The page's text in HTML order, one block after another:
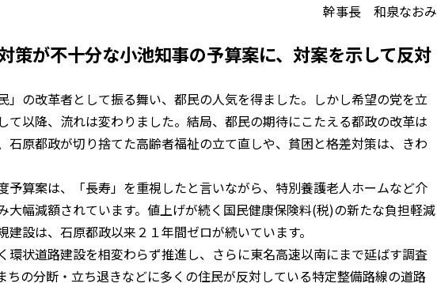
幹事長 和泉なおみ
策が不十分な小池知事の予算案に、対案を示して反対
」の改革者として振る舞い、都民の人気を得ました。しかし希望の党を立
て以降、流れは変わりました。結局、都民の期待にこたえる都政の改革は
石原都政が切り捨てた高齢者福祉の立て直しや、貧困と格差対策は、きわ
予算案は、「長寿」を重視したと言いながら、特別養護老人ホームなど介
大幅減額されています。値上げが続く国民健康保険料(税)の新たな負担軽減
設は、石原都政以来２１年間ゼロが続いています。
環状道路建設を相変わらず推進し、さらに東名高速以南にまで延ばす調査
ちの分断・立ち退きなどに多くの住民が反対している特定整備路線の道路